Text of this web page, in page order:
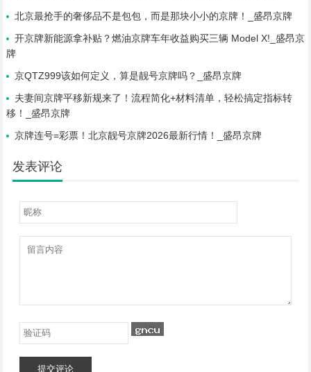
北京最抢手的奢侈品不是包包，而是那块小小的京牌！_盛昂京牌
开京牌新能源拿补贴？燃油京牌车年收益购买三辆 Model X!_盛昂京
牌
京QTZ999该如何定义，算是靓号京牌吗？_盛昂京牌
夫妻间京牌平移新规来了！流程简化+材料清单，轻松搞定指标转
移！_盛昂京牌
京牌连号=彩票！北京靓号京牌2026最新行情！_盛昂京牌
发表评论
提交评论